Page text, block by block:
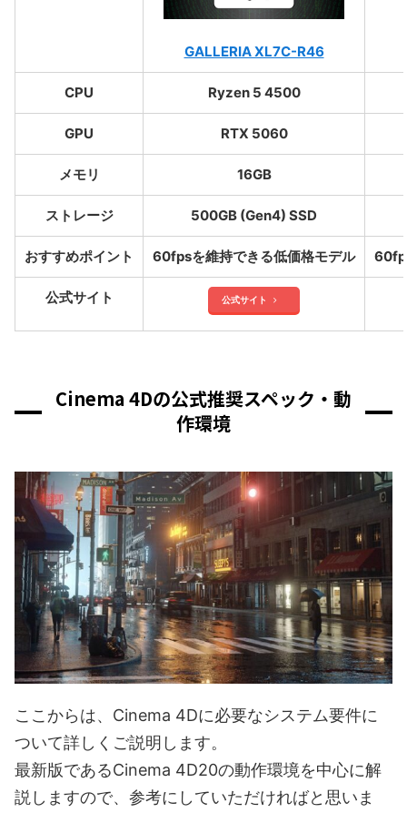
GALLERIA XL7C-R46
CPU Ryzen 5 4500
GPU RTX 5060
メモリ 16GB
ストレージ 500GB (Gen4) SSD
おすすめポイント 60fpsを維持できる低価格モデル
公式サイト 公式サイト
Cinema 4Dの公式推奨スペック・動
作環境
ここからは、Cinema 4Dに必要なシステム要件に
ついて詳しくご説明します。
最新版であるCinema 4D20の動作環境を中心に解
説しますので、参考にしていただければと思いま